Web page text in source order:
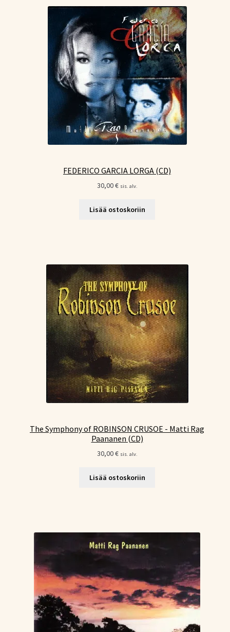
FEDERICO GARCIA LORGA (CD)
30,00€ sis. alv.
Lisää ostoskoriin
The Symphony of ROBINSON CRUSOE - Matti Rag
Paananen (CD)
30,00€ sis. alv.
Lisää ostoskoriin